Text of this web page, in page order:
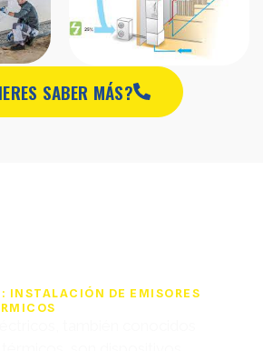
SABER MÁS?
INSTALACIÓN DE EMISORES